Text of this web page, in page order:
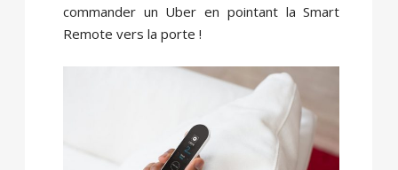
commander un Uber en pointant la Smart
Remote vers la porte !